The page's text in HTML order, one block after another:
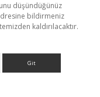
düşündüğünüz
bildirmeniz
kaldırılacaktır.